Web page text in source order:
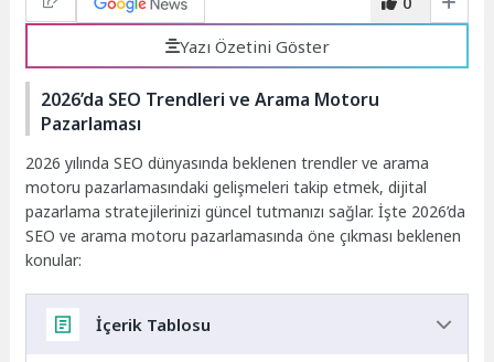
Yazı Özetini Göster
2026’da SEO Trendleri ve Arama Motoru
Pazarlaması
2026 yılında SEO dünyasında beklenen trendler ve arama
motoru pazarlamasındaki gelişmeleri takip etmek, dijital
pazarlama stratejilerinizi güncel tutmanızı sağlar. İşte 2026’da
SEO ve arama motoru pazarlamasında öne çıkması beklenen
konular:
İçerik Tablosu